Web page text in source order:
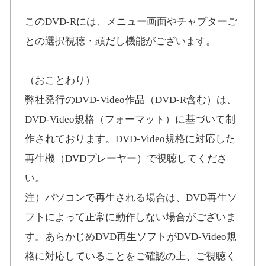
このDVD-Rには、メニュー画面やチャプターご
との選択視聴・頭だし機能がございます。
（おことわり）
弊社発行のDVD-Video作品（DVD-R含む）は、
DVD-Video規格（フォーマット）に基づいて制
作されております。DVD-Video規格に対応した
再生機（DVDプレーヤー）で視聴してくださ
い。
注）パソコンで再生される場合は、DVD再生ソ
フトによって正常に動作しない場合がございま
す。あらかじめDVD再生ソフトがDVD-Video規
格に対応していることをご確認の上、ご視聴く